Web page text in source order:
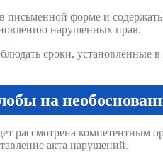
форме и содержать
нарушенных прав.
сроки, установленные
на
рассмотрена компетентным
акта нарушений.